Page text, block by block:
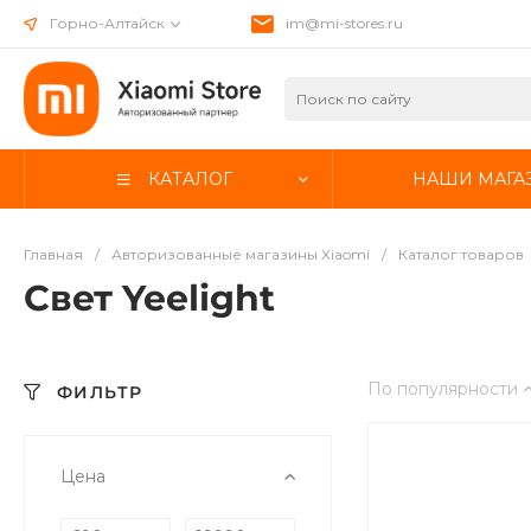
Горно-Алтайск im@mi-stores.ru
КАТАЛОГ НАШИ
Главная / Авторизованные магазины Xiaomi / Каталог товаров
Свет Yeelight
ФИЛЬТР
Цена
По популярности